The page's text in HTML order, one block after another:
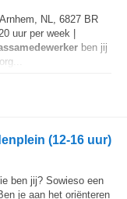
NL, 6827 BR
uur per week |
ben jij
(12-16 uur)
ben jij? Sowieso een
je aan het oriënteren